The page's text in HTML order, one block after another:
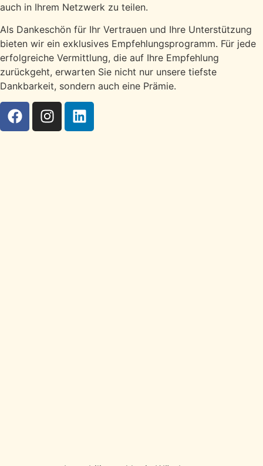
auch in Ihrem Netzwerk zu teilen.
Als Dankeschön für Ihr Vertrauen und Ihre Unterstützung
bieten wir ein exklusives Empfehlungsprogramm. Für jede
erfolgreiche Vermittlung, die auf Ihre Empfehlung
zurückgeht, erwarten Sie nicht nur unsere tiefste
Dankbarkeit, sondern auch eine Prämie.